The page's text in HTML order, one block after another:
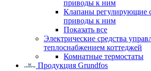
приводы к ним
Клапаны регулирующие
приводы к ним
Показать все
Электрические средства
теплоснабжением коттеджей
Комнатные термостаты
Продукция Grundfos